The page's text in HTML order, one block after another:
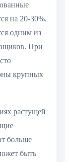
на 20-30%.
одним из
При
крупных
растущей
больше
быть